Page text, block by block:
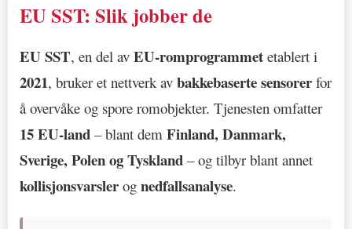
EU SST: Slik jobber de
EU SST, en del av EU-romprogrammet etablert i
2021, bruker et nettverk av bakkebaserte sensorer for
å overvåke og spore romobjekter. Tjenesten omfatter
15 EU-land – blant dem Finland, Danmark,
Sverige, Polen og Tyskland – og tilbyr blant annet
kollisjonsvarsler og nedfallsanalyse.